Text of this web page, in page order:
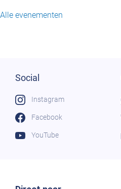
Alle evenementen
Social
Instagram
Facebook
YouTube